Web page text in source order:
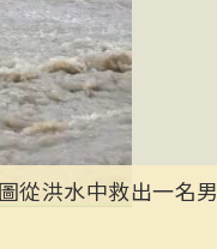
從洪水中救出一名男